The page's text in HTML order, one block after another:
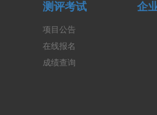
测评考试
项目公告
在线报名
成绩查询
企